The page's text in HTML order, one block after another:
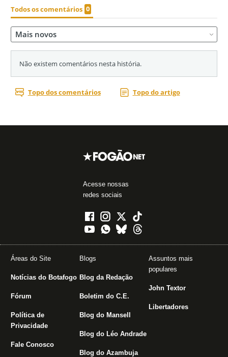
Acesse nossas
redes sociais
Áreas do Site
Notícias do Botafogo
Fórum
Política de
Privacidade
Fale Conosco
Blogs
Blog da Redação
Boletim do C.E.
Blog do Mansell
Blog do Léo Andrade
Blog do Azambuja
Assuntos mais
populares
John Textor
Libertadores